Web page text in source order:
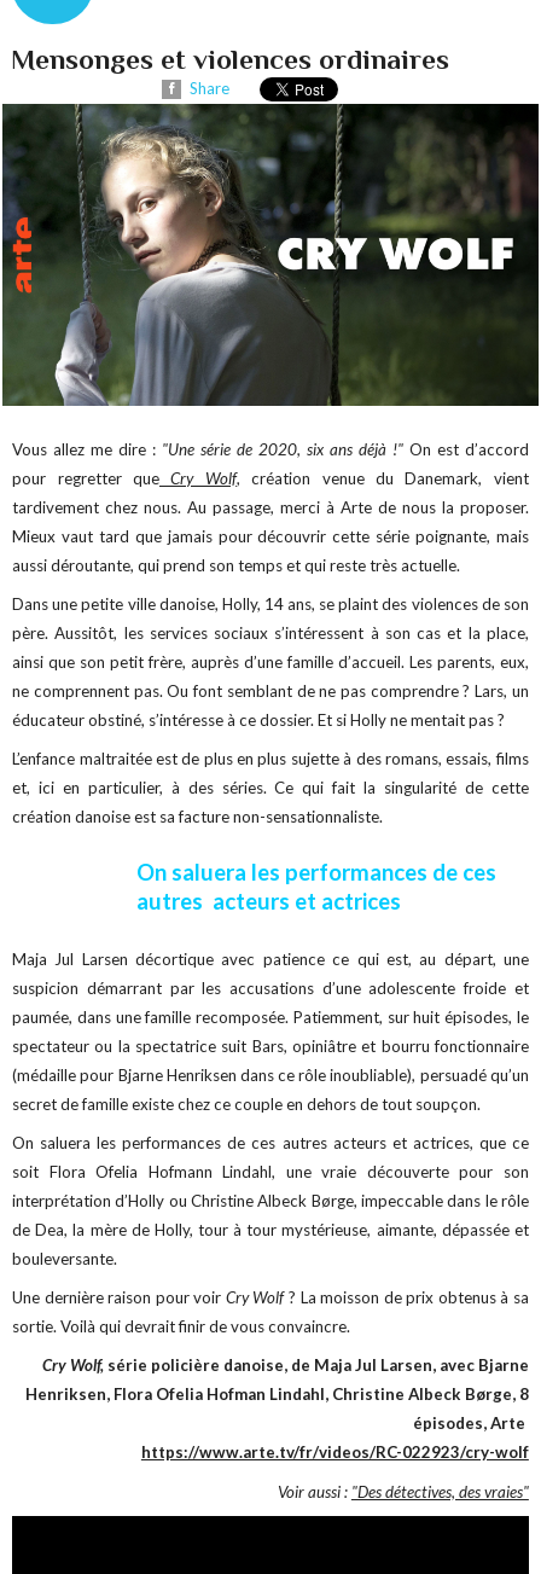
Mensonges et violences ordinaires
Share
Vous allez me dire : "Une série de 2020, six ans déjà !"On est d’accord
pour regretter queCry Wolf, création venue du Danemark, vient
tardivement chez nous. Au passage, merci à Arte de nous la proposer.
Mieux vaut tard que jamais pour découvrir cette série poignante, mais
aussi déroutante, qui prend son temps et qui reste très actuelle.
Dans une petite ville danoise, Holly, 14 ans, se plaint des violences de son
père. Aussitôt, les services sociaux s’intéressent à son cas et la place,
ainsi que son petit frère, auprès d’une famille d’accueil. Les parents, eux,
ne comprennent pas. Ou font semblant de ne pas comprendre ? Lars, un
éducateur obstiné, s’intéresse à ce dossier. Et si Holly ne mentait pas ?
L’enfance maltraitée est de plus en plus sujette à des romans, essais, films
et, ici en particulier, à des séries. Ce qui fait la singularité de cette
création danoise est sa facture non-sensationnaliste.
On saluera les performances de ces
autres acteurs et actrices
Maja Jul Larsen décortique avec patience ce qui est, au départ, une
suspicion démarrant par les accusations d’une adolescente froide et
paumée, dans une famille recomposée. Patiemment, sur huit épisodes, le
spectateur ou la spectatrice suit Bars, opiniâtre et bourru fonctionnaire
(médaille pour Bjarne Henriksen dans ce rôle inoubliable), persuadé qu’un
secret de famille existe chez ce couple en dehors de tout soupçon.
On saluera les performances de ces autres acteurs et actrices, que ce
soit Flora Ofelia Hofmann Lindahl, une vraie découverte pour son
interprétation d’Holly ou Christine Albeck Børge, impeccable dans le rôle
de Dea, la mère de Holly, tour à tour mystérieuse, aimante, dépassée et
bouleversante.
Une dernière raison pour voir Cry Wolf? La moisson de prix obtenus à sa
sortie. Voilà qui devrait finir de vous convaincre.
Cry Wolf, série policière danoise, de Maja Jul Larsen, avec Bjarne
Henriksen, Flora Ofelia Hofman Lindahl, Christine Albeck Børge, 8
épisodes, Arte
https://www.arte.tv/fr/videos/RC-022923/cry-wolf
Voir aussi : "Des détectives, des vraies"